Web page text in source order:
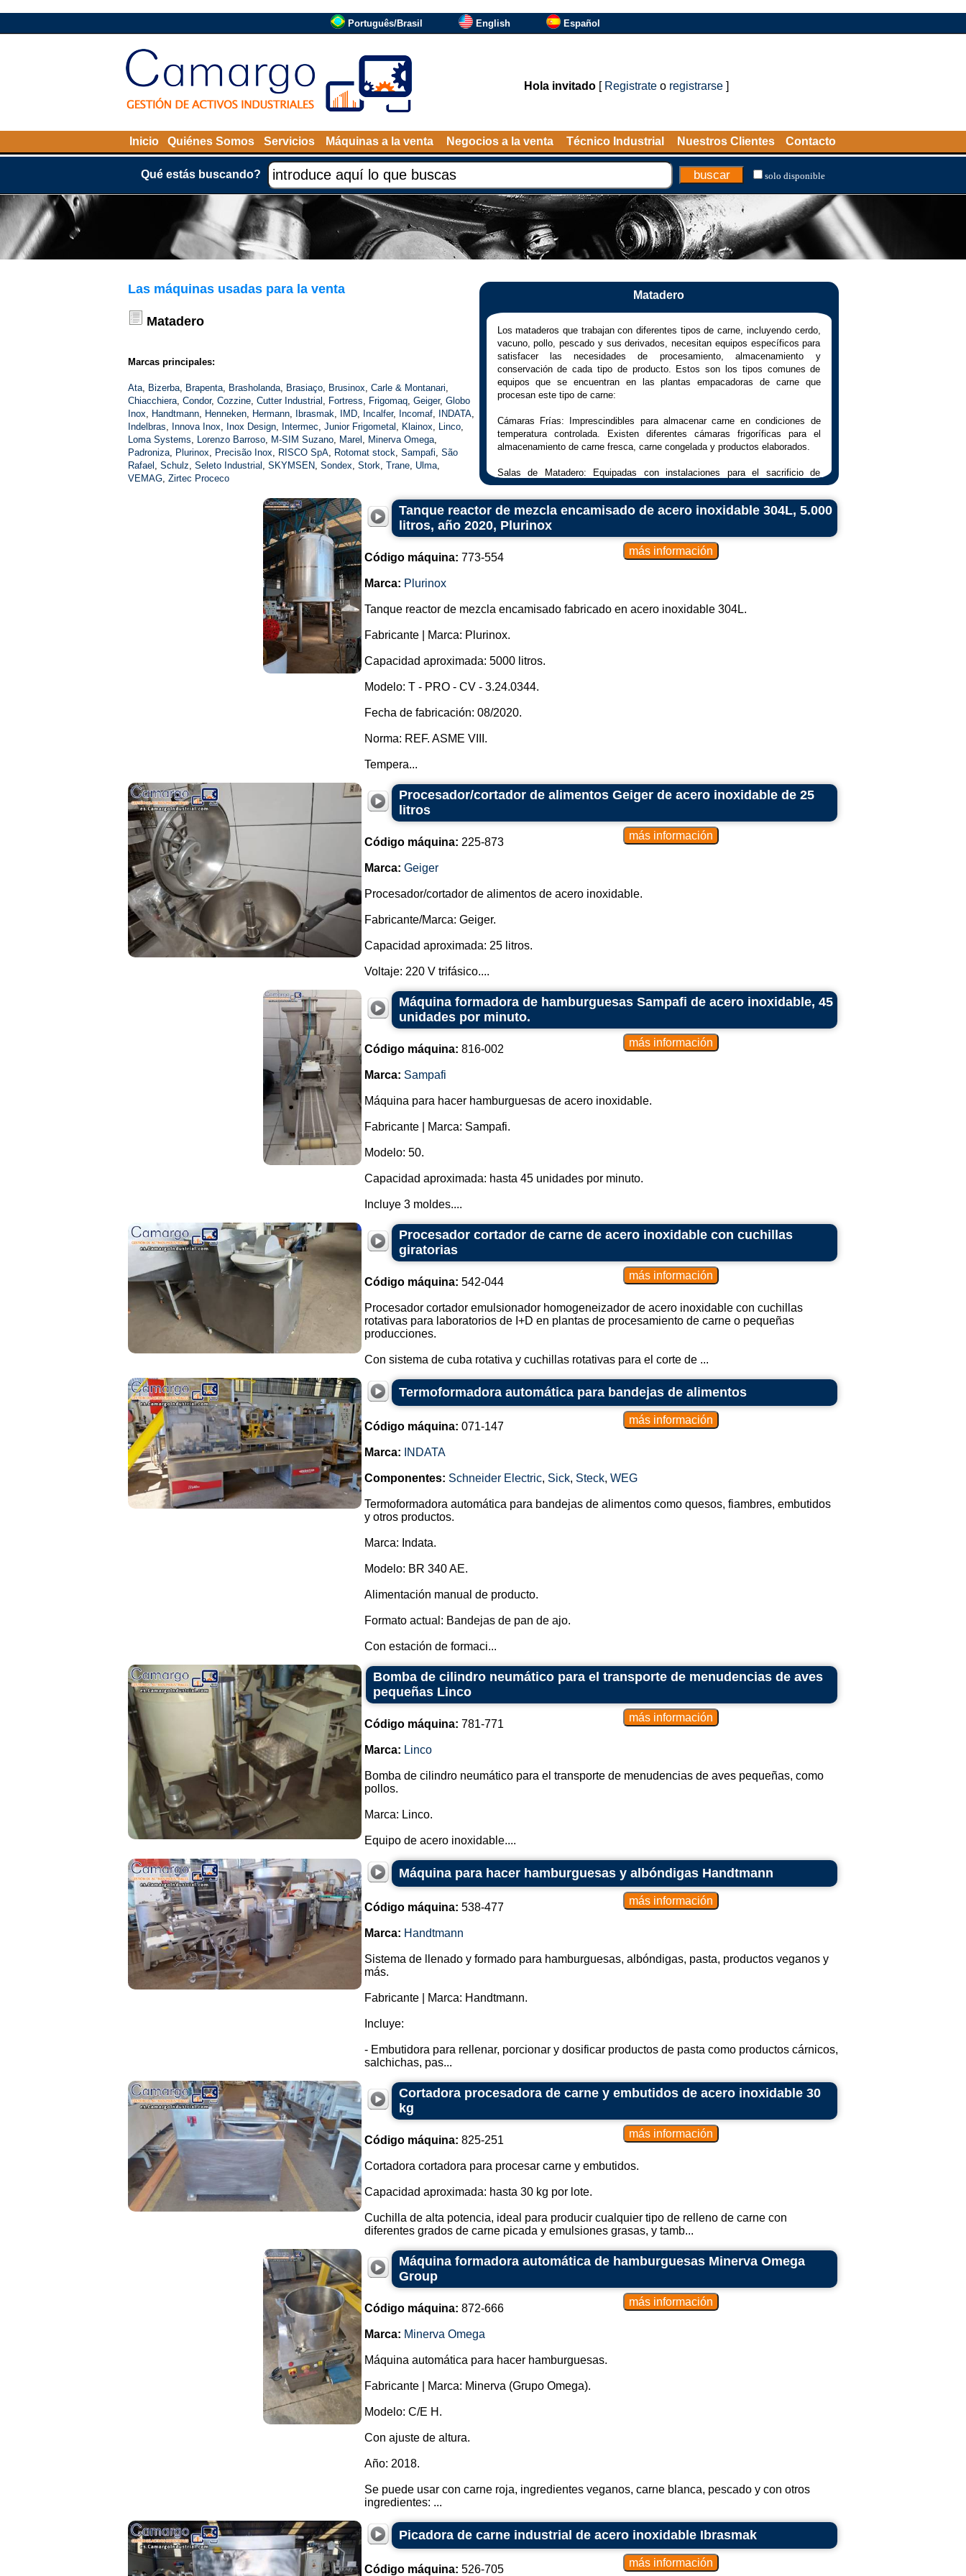
Português/Brasil English Español
Hola invitado[ Registrateo registrarse]
Inicio Quiénes Somos Servicios Máquinas a la venta Negocios a la venta Técnico Industrial Nuestros Clientes Contacto
Qué estás buscando? solo disponible
Las máquinas usadas para la venta
Matadero
Marcas principales:
Ata, Bizerba, Brapenta, Brasholanda, Brasiaço, Brusinox, Carle & Montanari,
Chiacchiera, Condor, Cozzine, Cutter Industrial , Fortress, Frigomaq, Geiger, Globo
Inox, Handtmann, Henneken, Hermann, Ibrasmak, IMD, Incalfer, Incomaf, INDATA,
Indelbras, Innova Inox, Inox Design, Intermec, Junior Frigometal , Klainox, Linco,
Loma Systems, Lorenzo Barroso, M-SIM Suzano, Marel , Minerva Omega,
Padroniza, Plurinox, Precisão Inox, RISCO SpA, Rotomat stock, Sampafi, São
Rafael , Schulz, Seleto Industrial , SKYMSEN, Sondex, Stork, Trane, Ulma,
VEMAG, Zirtec Proceco
Matadero
Los mataderos que trabajan con diferentes tipos de carne, incluyendo cerdo,
vacuno, pollo, pescado y sus derivados, necesitan equipos específicos para
satisfacer las necesidades de procesamiento, almacenamiento y
conservación de cada tipo de producto. Estos son los tipos comunes de
equipos que se encuentran en las plantas empacadoras de carne que
procesan este tipo de carne:
Cámaras Frías: Imprescindibles para almacenar carne en condiciones de
temperatura controlada. Existen diferentes cámaras frigoríficas para el
almacenamiento de carne fresca, carne congelada y productos elaborados.
Salas de Matadero: Equipadas con instalaciones para el sacrificio de
animales, tales como sistemas de contención, equipos de aturdimiento y
máquinas de evisceración.
Cortadoras y Deshuesadoras: Se utilizan para cortar y deshuesar la carne en
cortes específicos, dependiendo de los requerimientos del cliente y del
producto final.
Túneles de Congelación: Se utilizan para congelar rápidamente la carne,
Máquinas de envasado al vacío: empaquete la carne en bolsas herméticas
para preservar su frescura y prolongar su vida útil.
Intercambiadores de calor: permiten que la carne se enfríe o congele
rápidamente, manteniéndola fresca y segura para el consumo.
Equipos de procesamiento de pescado: Incluye máquinas para filetear,
descamar y deshuesar, así como sistemas de enfriamiento específicos para
Rebanadoras y equipos de envasado: Se utilizan para cortar carne en trozos
específicos y empacarla en bandejas o bolsas para la venta al por menor.
plantas empacadoras de carne que manejan diferentes tipos de carne. La
elección y uso de este equipo puede variar dependiendo del tamaño y
Tanque reactor de mezcla encamisado de acero inoxidable 304L, 5.000
litros, año 2020, Plurinox
Código máquina: 773-554
Marca: Plurinox
Tanque reactor de mezcla encamisado fabricado en acero inoxidable 304L.
Fabricante | Marca: Plurinox.
Capacidad aproximada: 5000 litros.
Modelo: T - PRO - CV - 3.24.0344.
Fecha de fabricación: 08/2020.
Norma: REF. ASME VIII.
Tempera...
Procesador/cortador de alimentos Geiger de acero inoxidable de 25
litros
Código máquina: 225-873
Marca: Geiger
Procesador/cortador de alimentos de acero inoxidable.
Fabricante/Marca: Geiger.
Capacidad aproximada: 25 litros.
Voltaje: 220 V trifásico....
Máquina formadora de hamburguesas Sampafi de acero inoxidable, 45
unidades por minuto.
Código máquina: 816-002
Marca: Sampafi
Máquina para hacer hamburguesas de acero inoxidable.
Fabricante | Marca: Sampafi.
Modelo: 50.
Capacidad aproximada: hasta 45 unidades por minuto.
Incluye 3 moldes....
Procesador cortador de carne de acero inoxidable con cuchillas
giratorias
Código máquina: 542-044
Procesador cortador emulsionador homogeneizador de acero inoxidable con cuchillas
rotativas para laboratorios de I+D en plantas de procesamiento de carne o pequeñas
producciones.
Con sistema de cuba rotativa y cuchillas rotativas para el corte de ...
Termoformadora automática para bandejas de alimentos
Código máquina: 071-147
Marca: INDATA
Componentes: Schneider Electric, Sick, Steck, WEG
Termoformadora automática para bandejas de alimentos como quesos, fiambres, embutidos
y otros productos.
Marca: Indata.
Modelo: BR 340 AE.
Alimentación manual de producto.
Formato actual: Bandejas de pan de ajo.
Con estación de formaci...
Bomba de cilindro neumático para el transporte de menudencias de aves
pequeñas Linco
Código máquina: 781-771
Marca: Linco
Bomba de cilindro neumático para el transporte de menudencias de aves pequeñas, como
pollos.
Marca: Linco.
Equipo de acero inoxidable....
Máquina para hacer hamburguesas y albóndigas Handtmann
Código máquina: 538-477
Marca: Handtmann
Sistema de llenado y formado para hamburguesas, albóndigas, pasta, productos veganos y
más.
Fabricante | Marca: Handtmann.
Incluye:
- Embutidora para rellenar, porcionar y dosificar productos de pasta como productos cárnicos,
salchichas, pas...
Cortadora procesadora de carne y embutidos de acero inoxidable 30
kg
Código máquina: 825-251
Cortadora cortadora para procesar carne y embutidos.
Capacidad aproximada: hasta 30 kg por lote.
Cuchilla de alta potencia, ideal para producir cualquier tipo de relleno de carne con
diferentes grados de carne picada y emulsiones grasas, y tamb...
Máquina formadora automática de hamburguesas Minerva Omega
Group
Código máquina: 872-666
Marca: Minerva Omega
Máquina automática para hacer hamburguesas.
Fabricante | Marca: Minerva (Grupo Omega).
Modelo: C/E H.
Con ajuste de altura.
Año: 2018.
Se puede usar con carne roja, ingredientes veganos, carne blanca, pescado y con otros
ingredientes: ...
Picadora de carne industrial de acero inoxidable Ibrasmak
Código máquina: 526-705